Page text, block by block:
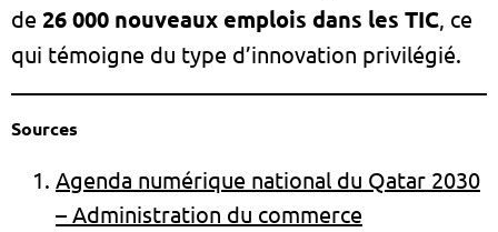
de 26 000 nouveaux emplois dans les TIC, ce
qui témoigne du type d’innovation privilégié.
Sources
Agenda numérique national du Qatar 2030
– Administration du commerce